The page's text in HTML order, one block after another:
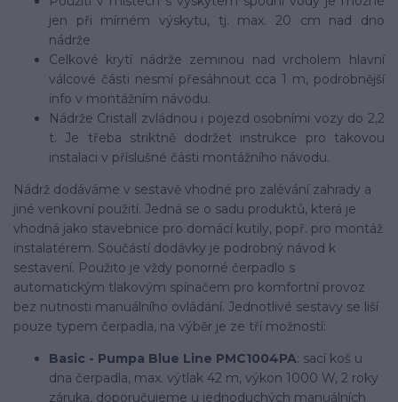
jen při mírném výskytu, tj. max. 20 cm nad dno
nádrže
Celkové krytí nádrže zeminou nad vrcholem hlavní
válcové části nesmí přesáhnout cca 1 m, podrobnější
info v montážním návodu.
Nádrže Cristall zvládnou i pojezd osobními vozy do 2,2
t. Je třeba striktně dodržet instrukce pro takovou
instalaci v příslušné části montážního návodu.
Nádrž dodáváme v sestavě vhodné pro zalévání zahrady a
jiné venkovní použití. Jedná se o sadu produktů, která je
vhodná jako stavebnice pro domácí kutily, popř. pro montáž
instalatérem. Součástí dodávky je podrobný návod k
sestavení. Použito je vždy ponorné čerpadlo s
automatickým tlakovým spínačem pro komfortní provoz
bez nutnosti manuálního ovládání. Jednotlivé sestavy se liší
pouze typem čerpadla, na výběr je ze tří možností:
Basic - Pumpa Blue Line PMC1004PA: sací koš u
dna čerpadla, max. výtlak 42 m, výkon 1000 W, 2 roky
záruka, doporučujeme u jednoduchých manuálních